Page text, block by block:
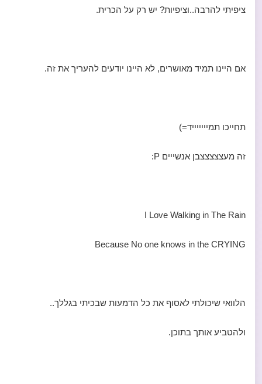
ציפיתי להרבה..וציפיות? יש רק על הכרית.
אם היינו תמיד מאושרים, לא היינו יודעים להעריך את זה.
תחייכו תמיייייייד=)
זה מעצצצצצבן אנשייים P:
I Love Walking in The Rain
Because No one knows in the CRYING
הלוואי שיכולתי לאסוף את כל הדמעות שבכיתי בגללך..
ולהטביע אותך בתוכן.